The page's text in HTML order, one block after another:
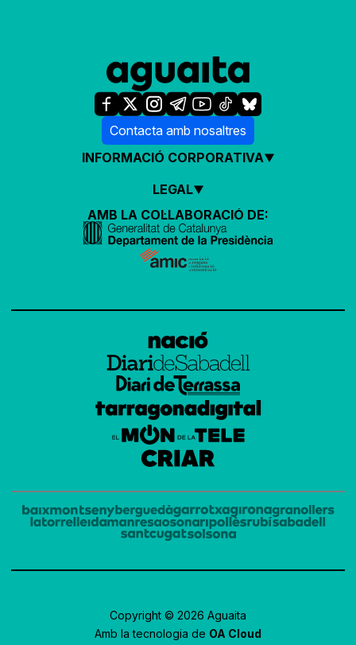
Contacta amb nosaltres
INFORMACIÓ CORPORATIVA
LEGAL
AMB LA COL·LABORACIÓ DE:
Copyright © 2026 Aguaita
Amb la tecnologia de OA Cloud